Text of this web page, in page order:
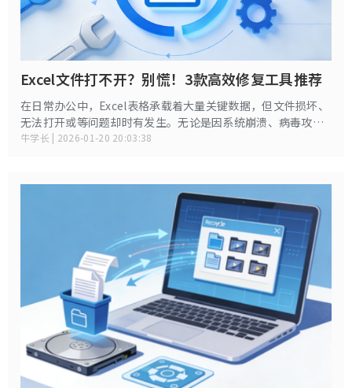
Excel文件打不开？别慌！3款高效修复工具推荐
在日常办公中，Excel表格承载着大量关键数据，但文件损坏、
无法打开或等问题却时有发生。无论是因系统崩溃、病毒攻
击，还是存储设备故障导致的文件损坏，选择一款专业的Excel
牛学长 | 2026-01-20 20:03:38